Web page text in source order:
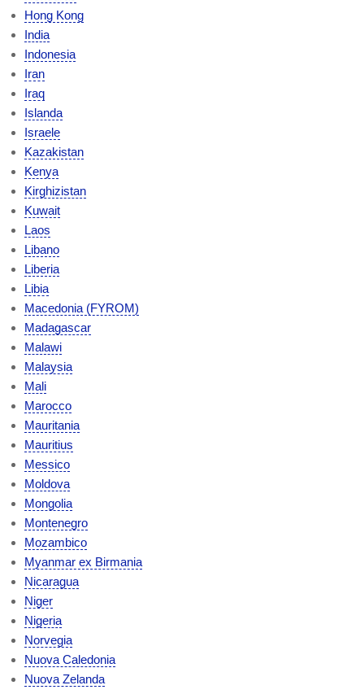
Hong Kong
India
Indonesia
Iran
Iraq
Islanda
Israele
Kazakistan
Kenya
Kirghizistan
Kuwait
Laos
Libano
Liberia
Libia
Macedonia (FYROM)
Madagascar
Malawi
Malaysia
Mali
Marocco
Mauritania
Mauritius
Messico
Moldova
Mongolia
Montenegro
Mozambico
Myanmar ex Birmania
Nicaragua
Niger
Nigeria
Norvegia
Nuova Caledonia
Nuova Zelanda